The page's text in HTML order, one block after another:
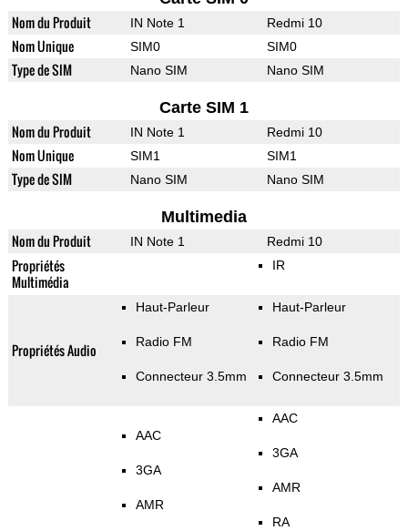
Nom du Produit IN Note 1 Redmi 10
Nom Unique SIM0 SIM0
Type de SIM Nano SIM Nano SIM
Carte SIM 1
Nom du Produit IN Note 1 Redmi 10
Nom Unique SIM1 SIM1
Type de SIM Nano SIM Nano SIM
Multimedia
Nom du Produit IN Note 1 Redmi 10
Propriétés
Multimédia
IR
Propriétés Audio
Haut-Parleur
Radio FM
Connecteur 3.5mm
Haut-Parleur
Radio FM
Connecteur 3.5mm
AAC
3GA
AMR
AAC
3GA
AMR
RA